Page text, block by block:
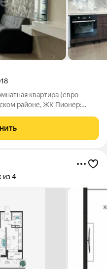
квартира (евро
районе, ЖК Пионер:
в шаговой доступности
из 4